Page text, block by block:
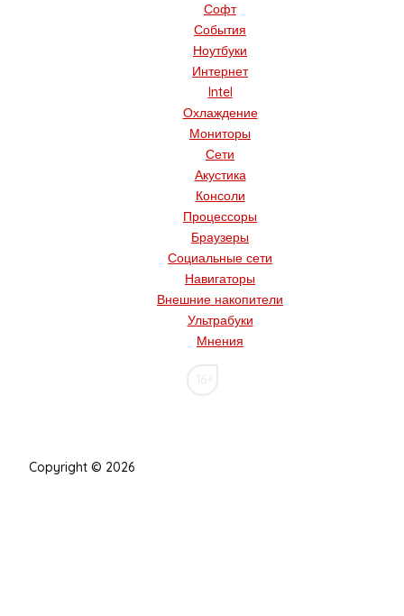
Софт
События
Ноутбуки
Интернет
Intel
Охлаждение
Мониторы
Сети
Акустика
Консоли
Процессоры
Браузеры
Социальные сети
Навигаторы
Внешние накопители
Ультрабуки
Мнения
Copyright © 2026